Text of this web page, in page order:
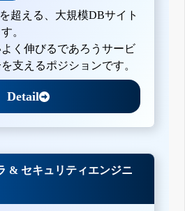
超える、大規模DBサイト
。
く伸びるであろうサービ
支えるポジションです。
Detail
& セキュリティエンジニ